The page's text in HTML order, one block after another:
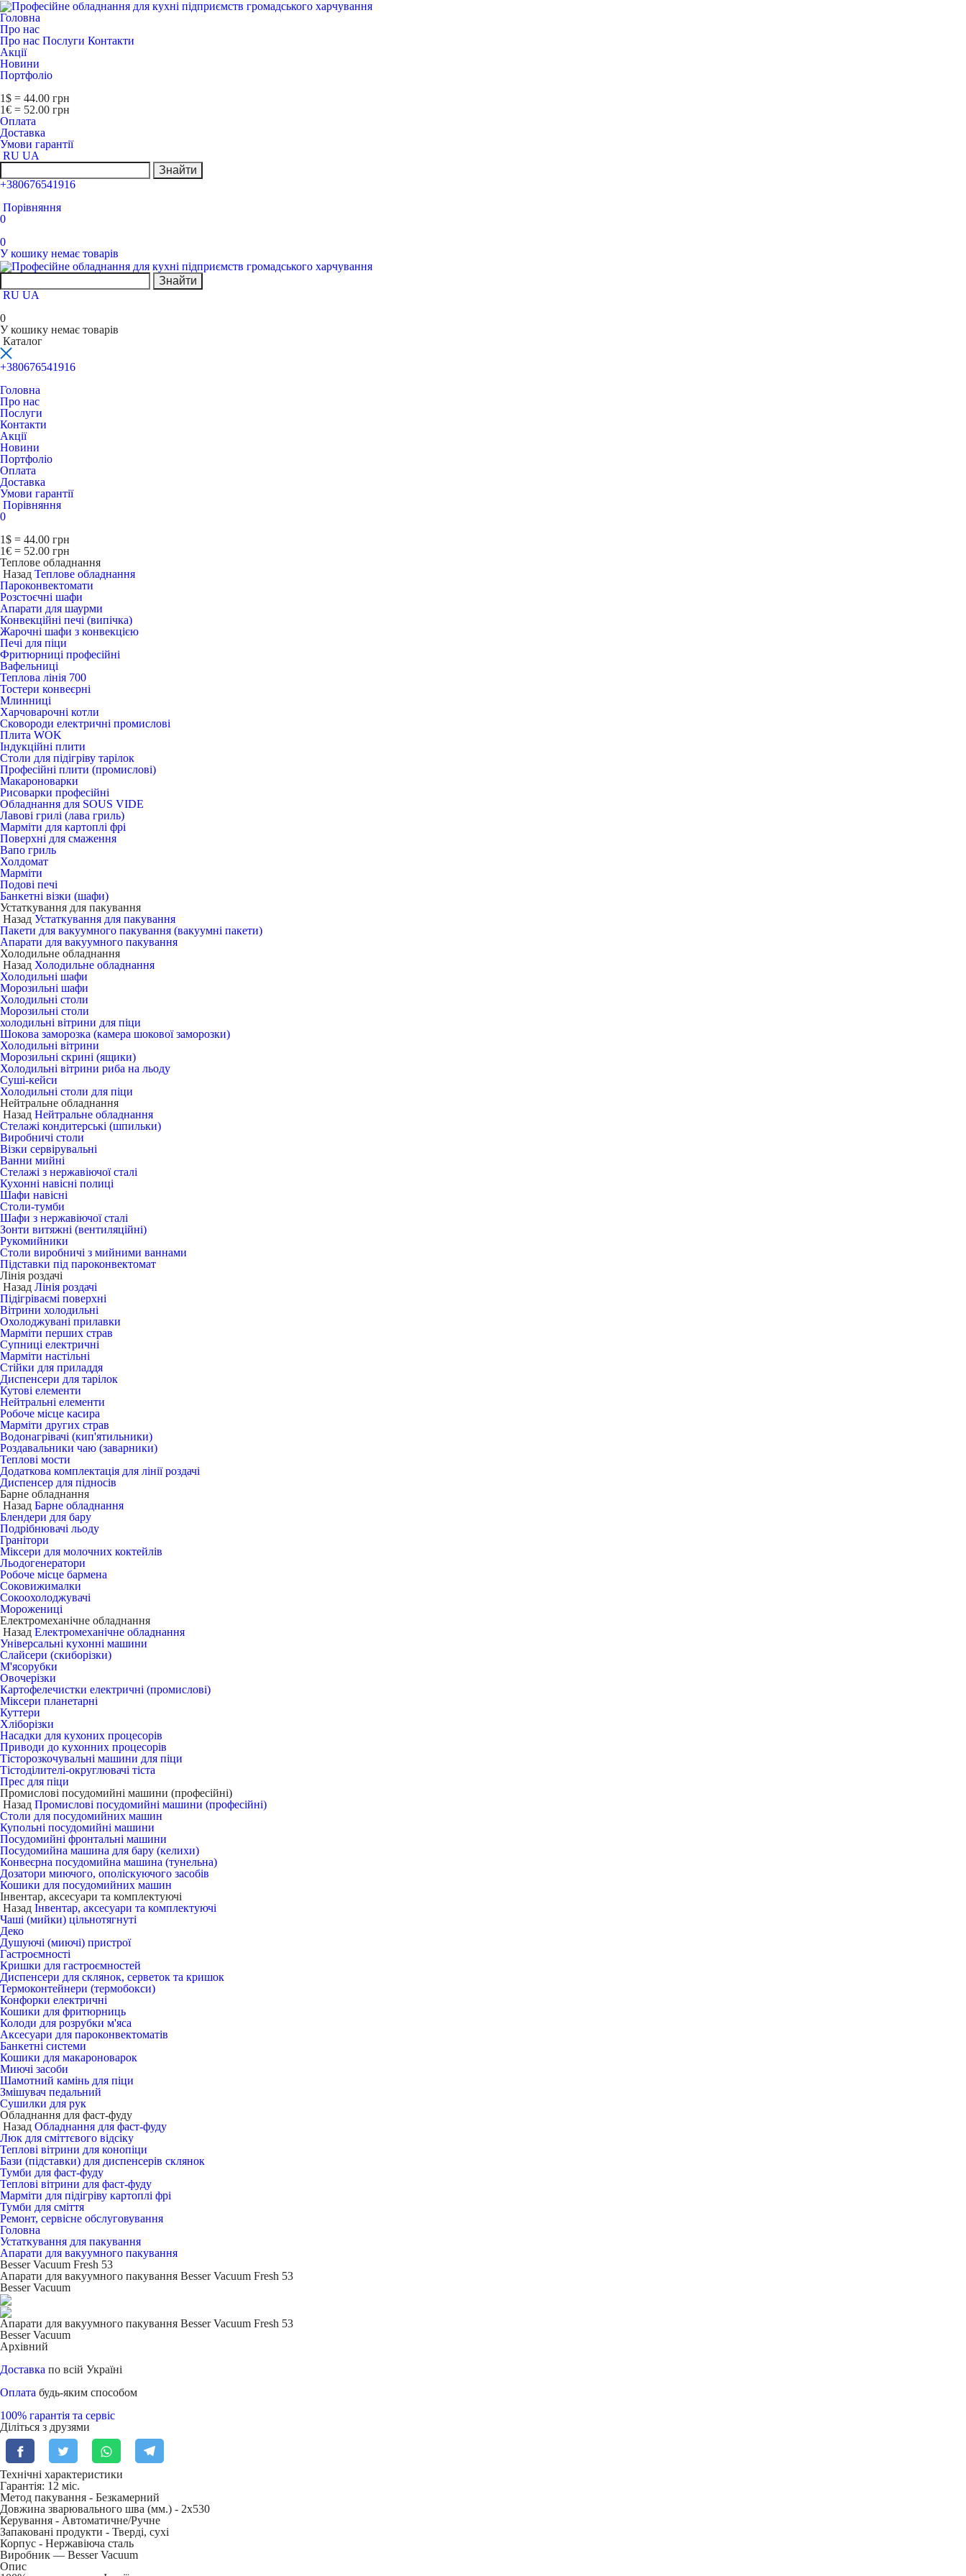
Головна
Про нас
Про нас Послуги Контакти
Акції
Новини
Портфоліо
1$ = 44.00 грн
1€ = 52.00 грн
Оплата
Доставка
Умови гарантії
RU UA
Знайти
+380676541916
Порівняння
0
0
У кошику немає товарів
Знайти
RU UA
0
У кошику немає товарів
Каталог
+380676541916
Головна
Про нас
Послуги
Контакти
Акції
Новини
Портфоліо
Оплата
Доставка
Умови гарантії
Порівняння
0
1$ = 44.00 грн
1€ = 52.00 грн
Теплове обладнання
Назад Теплове обладнання
Пароконвектомати
Розстоєчні шафи
Апарати для шаурми
Конвекційні печі (випічка)
Жарочні шафи з конвекцією
Печі для піци
Фритюрниці професійні
Вафельниці
Теплова лінія 700
Тостери конвеєрні
Млинниці
Харчоварочні котли
Сковороди електричні промислові
Плита WOK
Індукційні плити
Столи для підігріву тарілок
Професійні плити (промислові)
Макароноварки
Рисоварки професійні
Обладнання для SOUS VIDE
Лавові грилі (лава гриль)
Марміти для картоплі фрі
Поверхні для смаження
Вапо гриль
Холдомат
Марміти
Подові печі
Банкетні візки (шафи)
Устаткування для пакування
Назад Устаткування для пакування
Пакети для вакуумного пакування (вакуумні пакети)
Апарати для вакуумного пакування
Холодильне обладнання
Назад Холодильне обладнання
Холодильні шафи
Морозильні шафи
Холодильні столи
Морозильні столи
холодильні вітрини для піци
Шокова заморозка (камера шокової заморозки)
Холодильні вітрини
Морозильні скрині (ящики)
Холодильні вітрини риба на льоду
Суші-кейси
Холодильні столи для піци
Нейтральне обладнання
Назад Нейтральне обладнання
Стелажі кондитерські (шпильки)
Виробничі столи
Візки сервірувальні
Ванни мийні
Стелажі з нержавіючої сталі
Кухонні навісні полиці
Шафи навісні
Столи-тумби
Шафи з нержавіючої сталі
Зонти витяжні (вентиляційні)
Рукомийники
Столи виробничі з мийними ваннами
Підставки під пароконвектомат
Лінія роздачі
Назад Лінія роздачі
Підігріваємі поверхні
Вітрини холодильні
Охолоджувані прилавки
Марміти перших страв
Супниці електричні
Марміти настільні
Стійки для приладдя
Диспенсери для тарілок
Кутові елементи
Нейтральні елементи
Робоче місце касира
Марміти других страв
Водонагрівачі (кип'ятильники)
Роздавальники чаю (заварники)
Теплові мости
Додаткова комплектація для лінії роздачі
Диспенсер для підносів
Барне обладнання
Назад Барне обладнання
Блендери для бару
Подрібнювачі льоду
Гранітори
Міксери для молочних коктейлів
Льодогенератори
Робоче місце бармена
Соковижималки
Сокоохолоджувачі
Морожениці
Електромеханічне обладнання
Назад Електромеханічне обладнання
Універсальні кухонні машини
Слайсери (скиборізки)
М'ясорубки
Овочерізки
Картофелечистки електричні (промислові)
Міксери планетарні
Куттери
Хліборізки
Насадки для кухоних процесорів
Приводи до кухонних процесорів
Тісторозкочувальні машини для піци
Тістоділителі-округлювачі тіста
Прес для піци
Промислові посудомийні машини (професійні)
Назад Промислові посудомийні машини (професійні)
Столи для посудомийних машин
Купольні посудомийні машини
Посудомийні фронтальні машини
Посудомийна машина для бару (келихи)
Конвеєрна посудомийна машина (тунельна)
Дозатори миючого, ополіскуючого засобів
Кошики для посудомийних машин
Інвентар, аксесуари та комплектуючі
Назад Інвентар, аксесуари та комплектуючі
Чаші (мийки) цільнотягнуті
Деко
Душуючі (миючі) пристрої
Гастроємності
Кришки для гастроємностей
Диспенсери для склянок, серветок та кришок
Термоконтейнери (термобокси)
Конфорки електричні
Кошики для фритюрниць
Колоди для розрубки м'яса
Аксесуари для пароконвектоматів
Банкетні системи
Кошики для макароноварок
Миючі засоби
Шамотний камінь для піци
Змішувач педальний
Сушилки для рук
Обладнання для фаст-фуду
Назад Обладнання для фаст-фуду
Люк для сміттєвого відсіку
Теплові вітрини для конопіци
Бази (підставки) для диспенсерів склянок
Тумби для фаст-фуду
Теплові вітрини для фаст-фуду
Марміти для підігріву картоплі фрі
Тумби для сміття
Ремонт, сервісне обслуговування
Головна
Устаткування для пакування
Апарати для вакуумного пакування
Besser Vacuum Fresh 53
Апарати для вакуумного пакування Besser Vacuum Fresh 53
Besser Vacuum
Апарати для вакуумного пакування Besser Vacuum Fresh 53
Besser Vacuum
Архівний
Доставка по всій Україні
Оплата будь-яким способом
100% гарантія та сервіс
Діліться з друзями
Технічні характеристики
Гарантія: 12 міс.
Метод пакування - Безкамерний
Довжина зварювального шва (мм.) - 2х530
Керування - Автоматичне/Ручне
Запаковані продукти - Тверді, сухі
Корпус - Нержавіюча сталь
Виробник — Besser Vacuum
Опис